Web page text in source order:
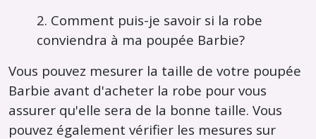
2. Comment puis-je savoir si la robe
conviendra à ma poupée Barbie?
Vous pouvez mesurer la taille de votre poupée
Barbie avant d'acheter la robe pour vous
assurer qu'elle sera de la bonne taille. Vous
pouvez également vérifier les mesures sur